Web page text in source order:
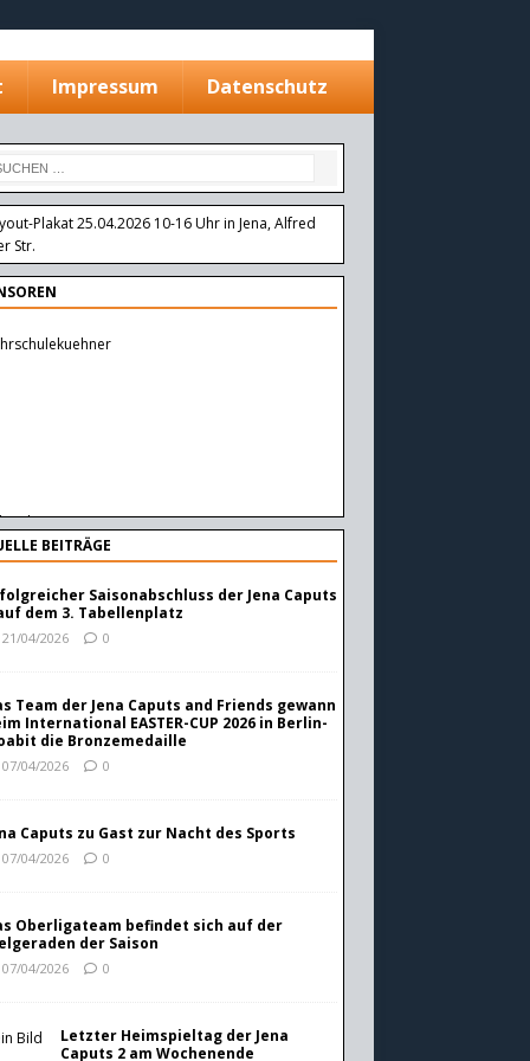
Impressum Datenschutz
BEITRÄGE
Saisonabschluss der Jena Caputs
dem 3. Tabellenplatz
21/04/2026 0
Team der Jena Caputs and Friends gewann
International EASTER-CUP 2026 in Berlin-
die Bronzemedaille
07/04/2026 0
Caputs zu Gast zur Nacht des Sports
07/04/2026 0
Oberligateam befindet sich auf der
der Saison
07/04/2026 0
Letzter Heimspieltag der Jena
Caputs 2 am Wochenende